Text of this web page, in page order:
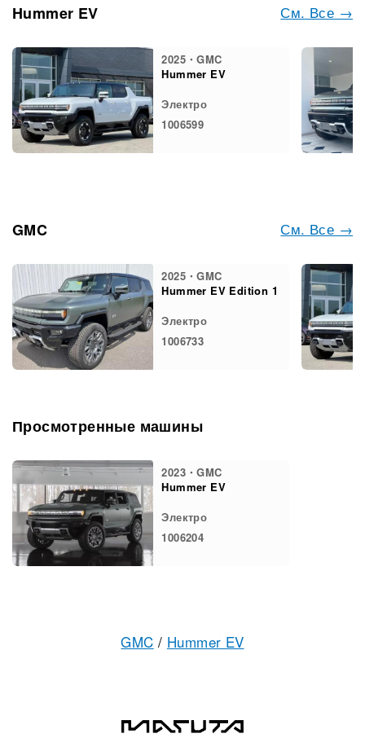
См. Все →
Hummer EV
2025・GMC
Hummer EV
Электро
1006599
См. Все →
GMC
2025・GMC
Hummer EV Edition 1
Электро
1006733
Просмотренные машины
2023・GMC
Hummer EV
Электро
1006204
GMC / Hummer EV